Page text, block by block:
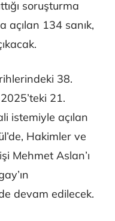
soruşturma
açılan 134 sanık,
38.
21.
istemiyle açılan
Hakimler ve
Mehmet Aslan’ı
devam edilecek.